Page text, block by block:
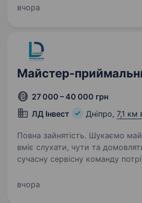
які постачають якісне торгове
вчора
Майстер-
27 000 – 40 000 грн
ЛД Інвест
Дніпро, 7,1 км
Повна зайнятість. Шукаємо майстра, який
вміє слухати, чути та домовлятися! У
сучасну сервісну команду
знаходити спільну мову з
вчора